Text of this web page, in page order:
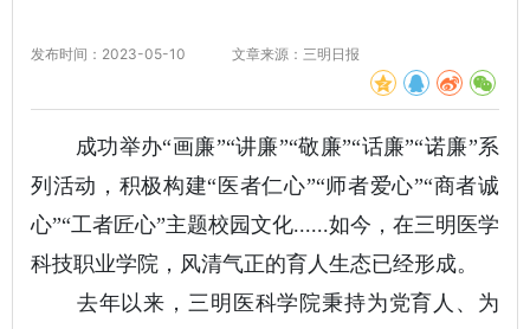
发布时间：2023-05-10 文章来源：三明日报
成功举办“画廉”“讲廉”“敬廉”“话廉”“诺廉”系
列活动，积极构建“医者仁心”“师者爱心”“商者诚
心”“工者匠心”主题校园文化......如今，在三明医学
科技职业学院，风清气正的育人生态已经形成。
去年以来，三明医科学院秉持为党育人、为